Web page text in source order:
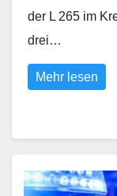
der L 265 im
drei…
Mehr lesen